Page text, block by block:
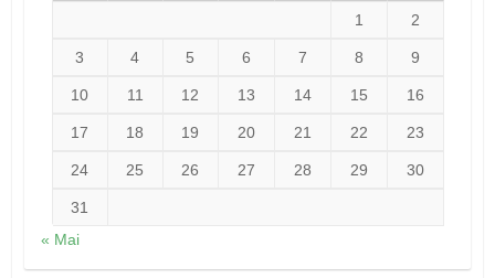
1 2
3 4 5 6 7 8 9
10 11 12 13 14 15 16
17 18 19 20 21 22 23
24 25 26 27 28 29 30
31
« Mai